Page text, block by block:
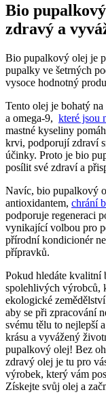
Bio
zdravý ‍a
Bio pupalkový olej je
pupalky‍ ve šetrných⁤
vysoce hodnotný
Tento olej je bohatý
a⁣ omega-9, ‌ které jsou
mastné kyseliny
krvi, podporují zdraví
účinky. Proto je bio
posílit⁤ své zdraví a
Navíc, bio pupalkový
‍antioxidantem, chrání
podporuje⁤ regeneraci
vynikající volbou pro
přírodní ⁣kondicionér
přípravků.
Pokud hledáte kvalitní
spolehlivých výrobců,
ekologické
aby se při zpracování
svému tělu‌ to ⁤nejlepší
krásu a vyvážený
pupalkový olej! Bez
⁣zdravý⁤ olej je⁣ tu ⁣pro
výrobek, který vám
Získejte⁣ svůj olej a